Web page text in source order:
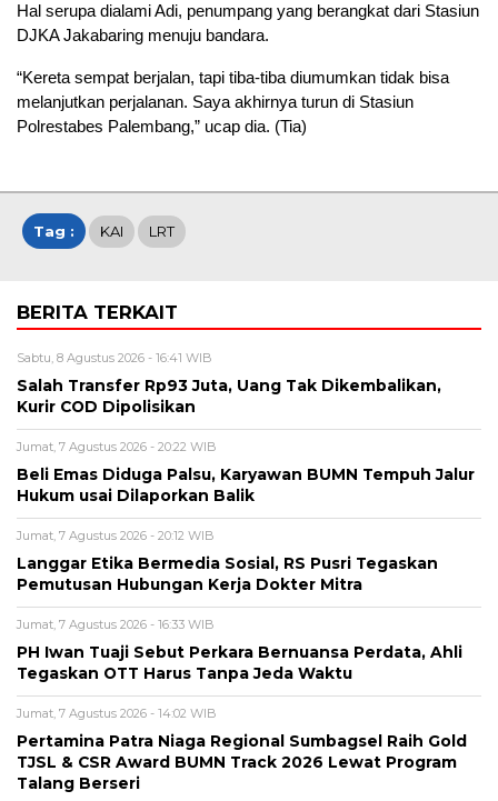
Hal serupa dialami Adi, penumpang yang berangkat dari Stasiun
DJKA Jakabaring menuju bandara.
“Kereta sempat berjalan, tapi tiba-tiba diumumkan tidak bisa
melanjutkan perjalanan. Saya akhirnya turun di Stasiun
Polrestabes Palembang,” ucap dia. (Tia)
Tag : KAI LRT
BERITA TERKAIT
Sabtu, 8 Agustus 2026 - 16:41 WIB
Salah Transfer Rp93 Juta, Uang Tak Dikembalikan,
Kurir COD Dipolisikan
Jumat, 7 Agustus 2026 - 20:22 WIB
Beli Emas Diduga Palsu, Karyawan BUMN Tempuh Jalur
Hukum usai Dilaporkan Balik
Jumat, 7 Agustus 2026 - 20:12 WIB
Langgar Etika Bermedia Sosial, RS Pusri Tegaskan
Pemutusan Hubungan Kerja Dokter Mitra
Jumat, 7 Agustus 2026 - 16:33 WIB
PH Iwan Tuaji Sebut Perkara Bernuansa Perdata, Ahli
Tegaskan OTT Harus Tanpa Jeda Waktu
Jumat, 7 Agustus 2026 - 14:02 WIB
Pertamina Patra Niaga Regional Sumbagsel Raih Gold
TJSL & CSR Award BUMN Track 2026 Lewat Program
Talang Berseri